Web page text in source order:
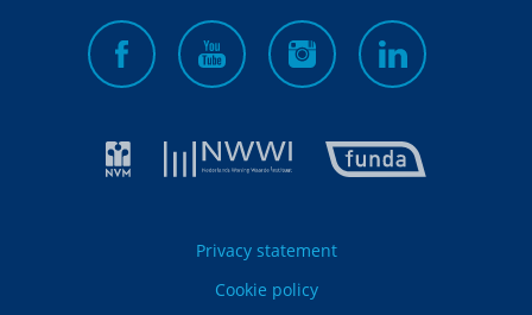
Privacy statement
Cookie policy